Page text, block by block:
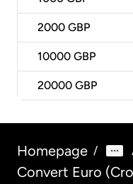
2000 GBP
10000 GBP
20000 GBP
Homepage /
Convert Euro